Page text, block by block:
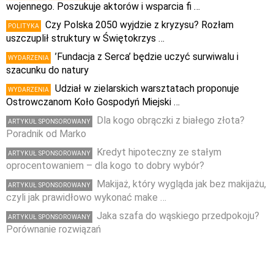
wojennego. Poszukuje aktorów i wsparcia fi …
POLITYKA
Czy Polska 2050 wyjdzie z kryzysu? Rozłam
uszczuplił struktury w Świętokrzys …
WYDARZENIA
’Fundacja z Serca’ będzie uczyć surwiwalu i
szacunku do natury
WYDARZENIA
Udział w zielarskich warsztatach proponuje
Ostrowczanom Koło Gospodyń Miejski …
ARTYKUŁ SPONSOROWANY
Dla kogo obrączki z białego złota?
Poradnik od Marko
ARTYKUŁ SPONSOROWANY
Kredyt hipoteczny ze stałym
oprocentowaniem – dla kogo to dobry wybór?
ARTYKUŁ SPONSOROWANY
Makijaż, który wygląda jak bez makijażu,
czyli jak prawidłowo wykonać make …
ARTYKUŁ SPONSOROWANY
Jaka szafa do wąskiego przedpokoju?
Porównanie rozwiązań